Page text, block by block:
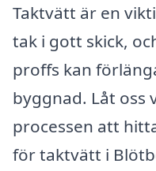
Taktvätt är en
tak i gott skick,
proffs kan
byggnad. Låt oss
processen att
för taktvätt i